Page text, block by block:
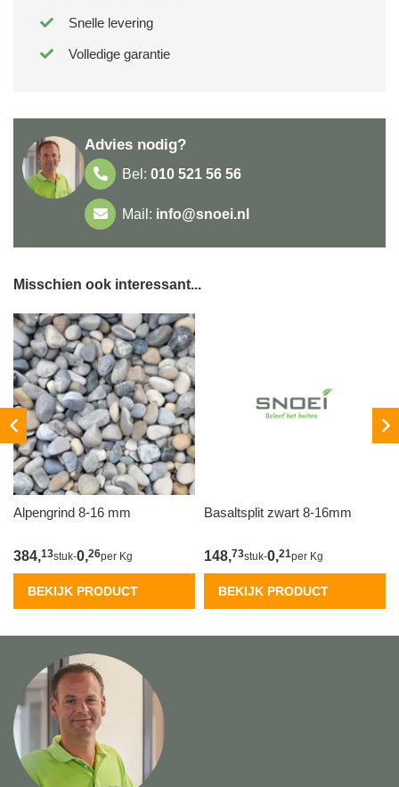
Snelle levering
Volledige garantie
Advies nodig?
Bel: 010 521 56 56
Mail: info@snoei.nl
Misschien ook interessant...
Alpengrind 8-16 mm
384,13stuk-0,26per Kg
BEKIJK PRODUCT
Basaltsplit zwart 8-16mm
148,73stuk-0,21per Kg
BEKIJK PRODUCT